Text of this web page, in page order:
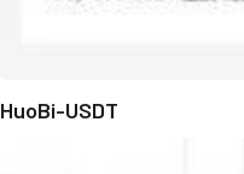
HuoBi-USDT